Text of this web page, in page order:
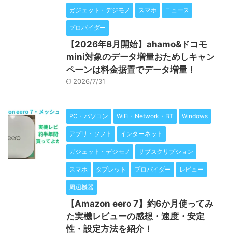
ガジェット・デジモノ スマホ ニュース
プロバイダー
【2026年8月開始】ahamo&ドコモ
mini対象のデータ増量おためしキャン
ペーンは料金据置でデータ増量！
2026/7/31
PC・パソコン WiFi・Network・BT Windows
アプリ・ソフト インターネット
ガジェット・デジモノ サブスクリプション
スマホ タブレット プロバイダー レビュー
周辺機器
【Amazon eero 7】約6か月使ってみ
た実機レビューの感想・速度・安定
性・設定方法を紹介！